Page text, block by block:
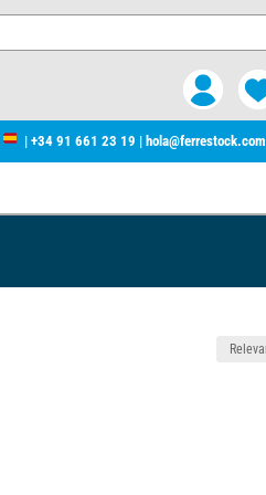
| +34 91 661 23 19 | hola@ferrestock.com